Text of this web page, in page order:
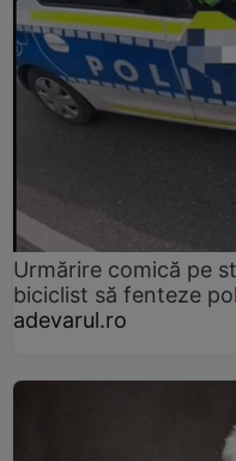
Urmărire comică pe
biciclist să fenteze
adevarul.ro